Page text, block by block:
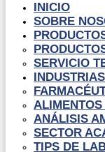
INICIO
SOBRE
SERVICIO
INDUSTRIAS
ANÁLISIS
SECTOR
TIPS DE